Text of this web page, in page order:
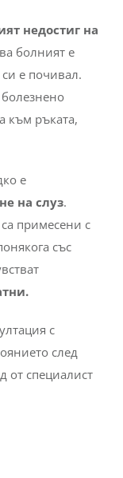
недостиг на
болният е
е почивал.
болезнено
към ръката,
е
на слуз.
примесени с
със
с
след
от специалист